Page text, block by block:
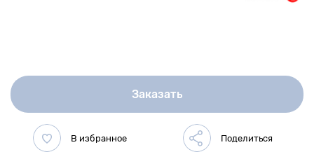
Заказать